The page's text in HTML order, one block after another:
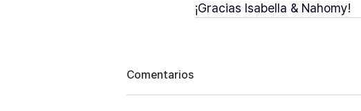
¡Gracias Isabella & Nahomy!
Comentarios